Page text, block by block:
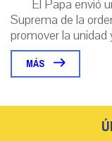
El Papa envió
Suprema de la
promover la unidad
MÁS